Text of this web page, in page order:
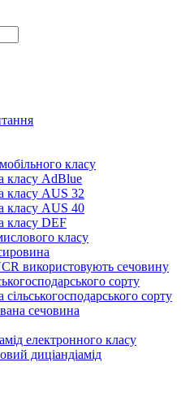
класу
класу AdBlue
класу AUS 32
класу AUS 40
класу DEF
класу
використовують сечовину
сорту
сорту
сечовина
електронного класу
диціандіамід